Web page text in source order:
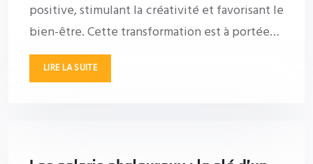
positive, stimulant la créativité et favorisant le
bien-être. Cette transformation est à portée…
LIRE LA SUITE